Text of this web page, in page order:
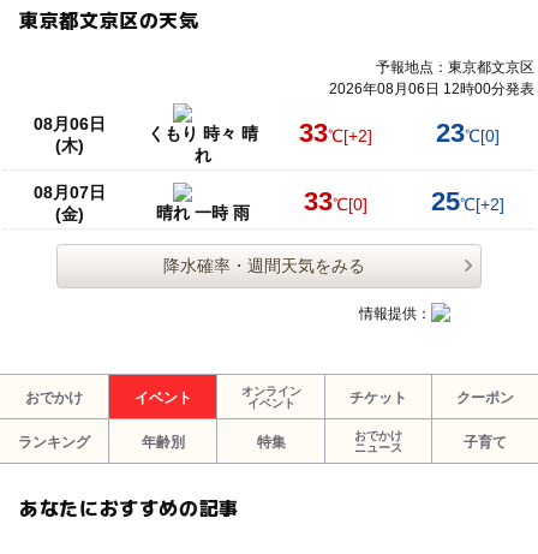
東京都文京区の天気
予報地点：東京都文京区
2026年08月06日 12時00分発表
08月06日
(木)
くもり 時々 晴
れ
33℃[+2] 23℃[0]
08月07日
(金)
晴れ 一時 雨 33℃[0] 25℃[+2]
降水確率・週間天気をみる
情報提供：
おでかけ イベント
オンライン
イベント
チケット クーポン
ランキング 年齢別 特集
おでかけ
ニュース
子育て
あなたにおすすめの記事